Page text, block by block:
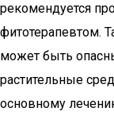
рекомендуется
фитотерапевтом.
может быть
растительные
основному